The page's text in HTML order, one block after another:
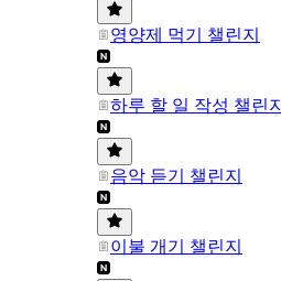
영양제 먹기 챌린지
하루 할 일 작성 챌린지
음악 듣기 챌린지
이불 개기 챌린지